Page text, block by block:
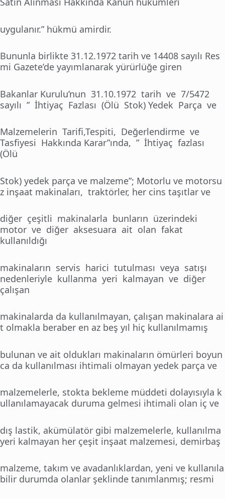
uygulanır.” hükmü amirdir.
Bununla birlikte 31.12.1972 tarih ve 14408 sayılı Res
mi Gazete’de yayımlanarak yürürlüğe giren
Bakanlar Kurulu’nun 31.10.1972 tarih ve 7/5472
sayılı ” İhtiyaç Fazlası (Ölü Stok) Yedek Parça ve
Malzemelerin Tarifi,Tespiti, Değerlendirme ve
Tasfiyesi Hakkında Karar”ında, ” İhtiyaç fazlası
(Ölü
Stok) yedek parça ve malzeme”; Motorlu ve motorsu
z inşaat makinaları, traktörler, her cins taşıtlar ve
diğer çeşitli makinalarla bunların üzerindeki
motor ve diğer aksesuara ait olan fakat
kullanıldığı
makinaların servis harici tutulması veya satışı
nedenleriyle kullanma yeri kalmayan ve diğer
çalışan
makinalarda da kullanılmayan, çalışan makinalara ai
t olmakla beraber en az beş yıl hiç kullanılmamış
bulunan ve ait oldukları makinaların ömürleri boyun
ca da kullanılması ihtimali olmayan yedek parça ve
malzemelerle, stokta bekleme müddeti dolayısıyla k
ullanılamayacak duruma gelmesi ihtimali olan iç ve
dış lastik, akümülatör gibi malzemelerle, kullanılma
yeri kalmayan her çeşit inşaat malzemesi, demirbaş
malzeme, takım ve avadanlıklardan, yeni ve kullanıla
bilir durumda olanlar şeklinde tanımlanmış; resmi